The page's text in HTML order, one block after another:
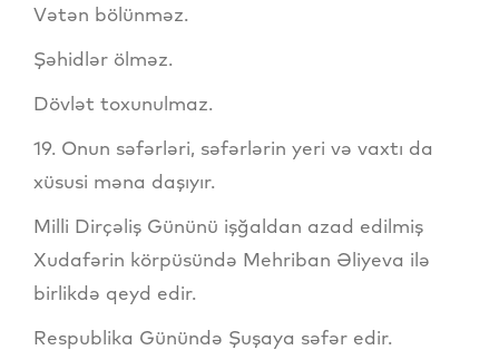
Vətən bölünməz.
Şəhidlər ölməz.
Dövlət toxunulmaz.
19. Onun səfərləri, səfərlərin yeri və vaxtı da
xüsusi məna daşıyır.
Milli Dirçəliş Gününü işğaldan azad edilmiş
Xudafərin körpüsündə Mehriban Əliyeva ilə
birlikdə qeyd edir.
Respublika Günündə Şuşaya səfər edir.